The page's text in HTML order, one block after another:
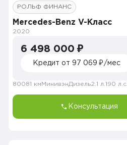
РОЛЬФ ФИНАНС
Mercedes-Benz V-Класс
2020
6 498 000 ₽
Кредит от 97 069 ₽/мес
80081 км МинивэнДизель2.1 л. 190 л.с.
Консультация